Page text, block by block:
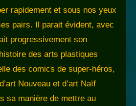
rapidement et sous nos yeux
pairs. Il parait évident, avec
progressivement son
des arts plastiques
des comics de super-héros,
Nouveau et d’art Naïf
sa manière de mettre au